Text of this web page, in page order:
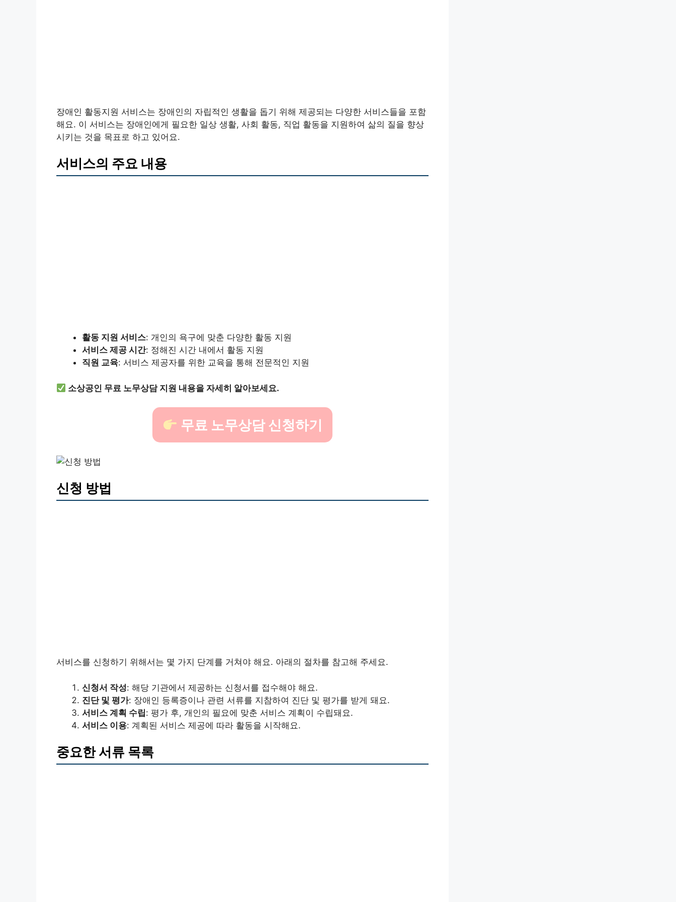
장애인 활동지원 서비스는 장애인의 자립적인 생활을 돕기 위해 제공되는 다양한 서비스들을 포함
해요. 이 서비스는 장애인에게 필요한 일상 생활, 사회 활동, 직업 활동을 지원하여 삶의 질을 향상
시키는 것을 목표로 하고 있어요.
서비스의 주요 내용
활동 지원 서비스: 개인의 욕구에 맞춘 다양한 활동 지원
서비스 제공 시간: 정해진 시간 내에서 활동 지원
직원 교육: 서비스 제공자를 위한 교육을 통해 전문적인 지원
소상공인 무료 노무상담 지원 내용을 자세히 알아보세요.
무료 노무상담 신청하기
신청 방법
서비스를 신청하기 위해서는 몇 가지 단계를 거쳐야 해요. 아래의 절차를 참고해 주세요.
신청서 작성: 해당 기관에서 제공하는 신청서를 접수해야 해요.
진단 및 평가: 장애인 등록증이나 관련 서류를 지참하여 진단 및 평가를 받게 돼요.
서비스 계획 수립: 평가 후, 개인의 필요에 맞춘 서비스 계획이 수립돼요.
서비스 이용: 계획된 서비스 제공에 따라 활동을 시작해요.
중요한 서류 목록